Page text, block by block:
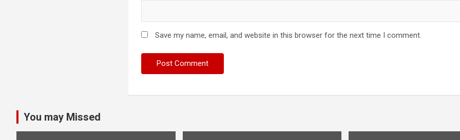
Save my name, email, and website in this browser for the next time I comment.
You may Missed